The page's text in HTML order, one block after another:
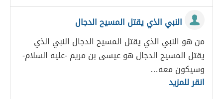
النبي الذي يقتل المسيح الدجال
من هو النبي الذي يقتل المسيح الدجال النبي الذي
يقتل المسيح الدجال هو عيسى بن مريم -عليه السلام-
وسيكون معه…
انقر للمزيد